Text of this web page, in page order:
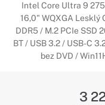
Intel Core Ultra 9
16,0" WQXGA Lesklý
DDR5 / M.2 PCIe SSD
BT / USB 3.2 / USB-C
bez DVD /
3